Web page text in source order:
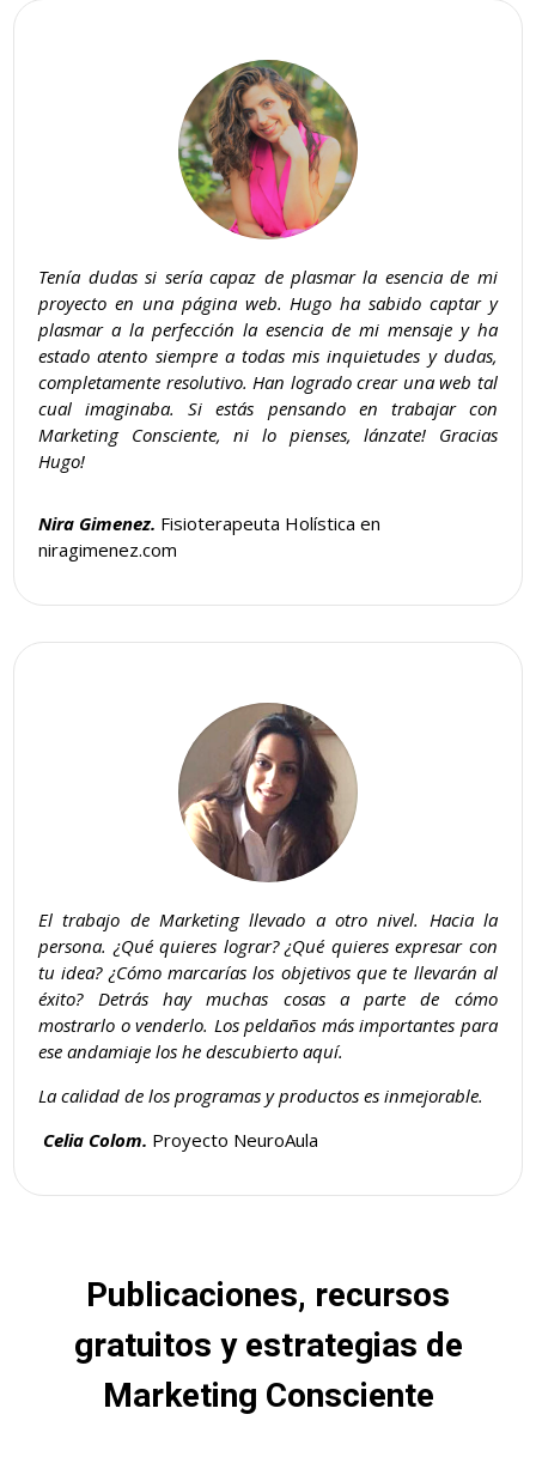
Tenía dudas si sería capaz de plasmar la esencia de mi
proyecto en una página web. Hugo ha sabido captar y
plasmar a la perfección la esencia de mi mensaje y ha
estado atento siempre a todas mis inquietudes y dudas,
completamente resolutivo. Han logrado crear una web tal
cual imaginaba. Si estás pensando en trabajar con
Marketing Consciente, ni lo pienses, lánzate! Gracias
Hugo!
Nira Gimenez. Fisioterapeuta Holística en
niragimenez.com
El trabajo de Marketing llevado a otro nivel. Hacia la
persona. ¿Qué quieres lograr? ¿Qué quieres expresar con
tu idea? ¿Cómo marcarías los objetivos que te llevarán al
éxito? Detrás hay muchas cosas a parte de cómo
mostrarlo o venderlo. Los peldaños más importantes para
ese andamiaje los he descubierto aquí.
La calidad de los programas y productos es inmejorable.
Celia Colom. Proyecto NeuroAula
Publicaciones, recursos
gratuitos y estrategias de
Marketing Consciente